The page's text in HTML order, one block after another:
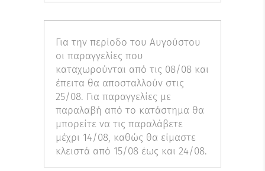
Για την περίοδο του Αυγούστου
οι παραγγελίες που
καταχωρούνται από τις 08/08 και
έπειτα θα αποσταλλούν στις
25/08. Για παραγγελίες με
παραλαβή από το κατάστημα θα
μπορείτε να τις παραλάβετε
μέχρι 14/08, καθώς θα είμαστε
κλειστά από 15/08 έως και 24/08.